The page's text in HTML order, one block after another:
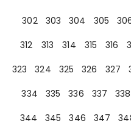
302
303 304 305
312
313 314 315 316
323
324 325 326 327
334
335 336 337 338
344
345 346 347